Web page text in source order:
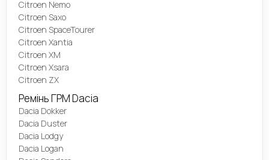
Citroen Nemo
Citroen Saxo
Citroen SpaceTourer
Citroen Xantia
Citroen XM
Citroen Xsara
Citroen ZX
Ремінь ГРМ Dacia
Dacia Dokker
Dacia Duster
Dacia Lodgy
Dacia Logan